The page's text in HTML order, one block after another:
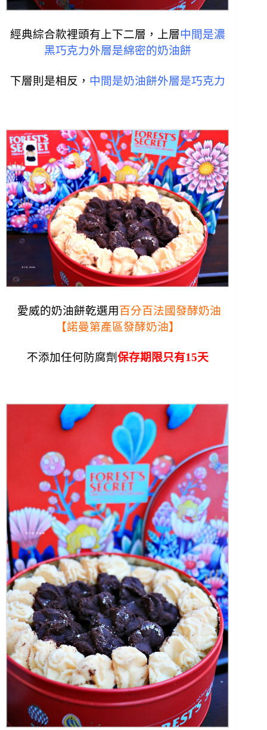
經典綜合款裡頭有上下二層，上層中間是濃
黑巧克力外層是綿密的奶油餅
下層則是相反， 中間是奶油餅外層是巧克力
愛威的奶油餅乾選用百分百法國發酵奶油
【諾曼第產區發酵奶油】
不添加任何防腐劑保存期限只有15天